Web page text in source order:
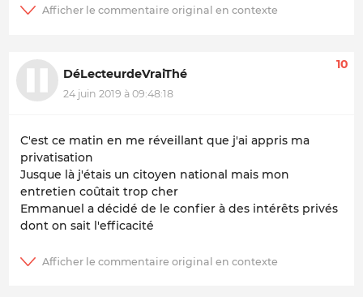
DéLecteurdeVraiThé
24 juin 2019 à 09:48:18
10
C'est ce matin en me réveillant que j'ai appris ma
privatisation
Jusque là j'étais un citoyen national mais mon
entretien coûtait trop cher
Emmanuel a décidé de le confier à des intérêts privés
dont on sait l'efficacité